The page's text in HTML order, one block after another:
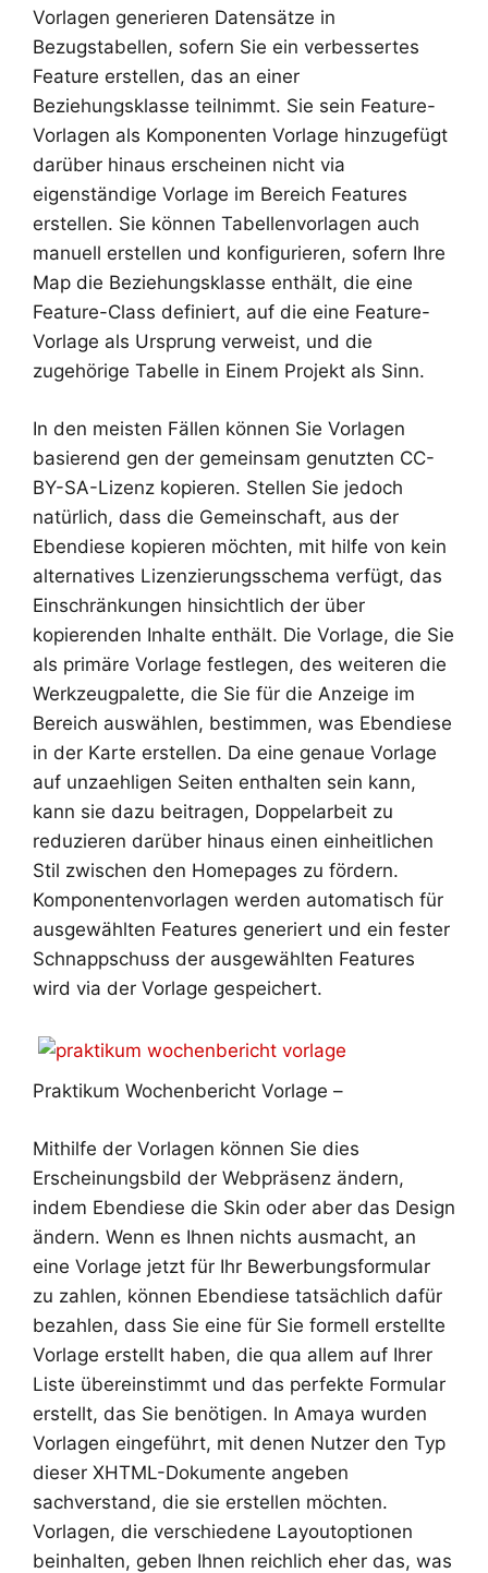
Vorlagen generieren Datensätze in
Bezugstabellen, sofern Sie ein verbessertes
Feature erstellen, das an einer
Beziehungsklasse teilnimmt. Sie sein Feature-
Vorlagen als Komponenten Vorlage hinzugefügt
darüber hinaus erscheinen nicht via
eigenständige Vorlage im Bereich Features
erstellen. Sie können Tabellenvorlagen auch
manuell erstellen und konfigurieren, sofern Ihre
Map die Beziehungsklasse enthält, die eine
Feature-Class definiert, auf die eine Feature-
Vorlage als Ursprung verweist, und die
zugehörige Tabelle in Einem Projekt als Sinn.
In den meisten Fällen können Sie Vorlagen
basierend gen der gemeinsam genutzten CC-
BY-SA-Lizenz kopieren. Stellen Sie jedoch
natürlich, dass die Gemeinschaft, aus der
Ebendiese kopieren möchten, mit hilfe von kein
alternatives Lizenzierungsschema verfügt, das
Einschränkungen hinsichtlich der über
kopierenden Inhalte enthält. Die Vorlage, die Sie
als primäre Vorlage festlegen, des weiteren die
Werkzeugpalette, die Sie für die Anzeige im
Bereich auswählen, bestimmen, was Ebendiese
in der Karte erstellen. Da eine genaue Vorlage
auf unzaehligen Seiten enthalten sein kann,
kann sie dazu beitragen, Doppelarbeit zu
reduzieren darüber hinaus einen einheitlichen
Stil zwischen den Homepages zu fördern.
Komponentenvorlagen werden automatisch für
ausgewählten Features generiert und ein fester
Schnappschuss der ausgewählten Features
wird via der Vorlage gespeichert.
Praktikum Wochenbericht Vorlage –
Mithilfe der Vorlagen können Sie dies
Erscheinungsbild der Webpräsenz ändern,
indem Ebendiese die Skin oder aber das Design
ändern. Wenn es Ihnen nichts ausmacht, an
eine Vorlage jetzt für Ihr Bewerbungsformular
zu zahlen, können Ebendiese tatsächlich dafür
bezahlen, dass Sie eine für Sie formell erstellte
Vorlage erstellt haben, die qua allem auf Ihrer
Liste übereinstimmt und das perfekte Formular
erstellt, das Sie benötigen. In Amaya wurden
Vorlagen eingeführt, mit denen Nutzer den Typ
dieser XHTML-Dokumente angeben
sachverstand, die sie erstellen möchten.
Vorlagen, die verschiedene Layoutoptionen
beinhalten, geben Ihnen reichlich eher das, was